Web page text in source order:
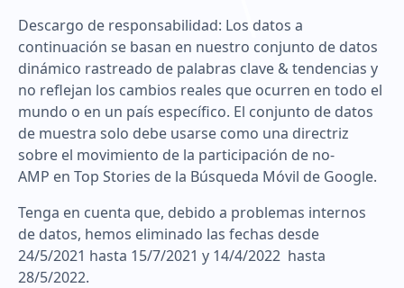
Descargo de responsabilidad: Los datos a
continuación se basan en nuestro conjunto de datos
dinámico rastreado de palabras clave & tendencias y
no reflejan los cambios reales que ocurren en todo el
mundo o en un país específico. El conjunto de datos
de muestra solo debe usarse como una directriz
sobre el movimiento de la participación de no-
AMP en Top Stories de la Búsqueda Móvil de Google.
Tenga en cuenta que, debido a problemas internos
de datos, hemos eliminado las fechas desde
24/5/2021 hasta 15/7/2021 y 14/4/2022 hasta
28/5/2022.